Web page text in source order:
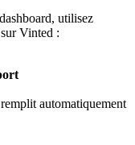
utilisez
Vinted :
automatiquement